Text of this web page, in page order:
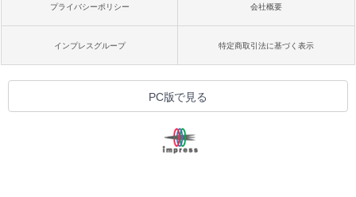
プライバシーポリシー 会社概要
インプレスグループ 特定商取引法に基づく表示
PC版で見る